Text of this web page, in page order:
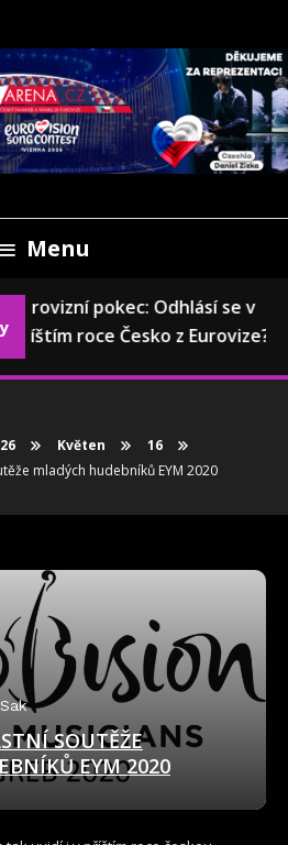
Menu
Eurovizní pokec: Odhlásí se v
příštím roce Česko z Eurovize?
Květen
16
mladých hudebníků EYM 2020
SOUTĚŽE
EYM 2020